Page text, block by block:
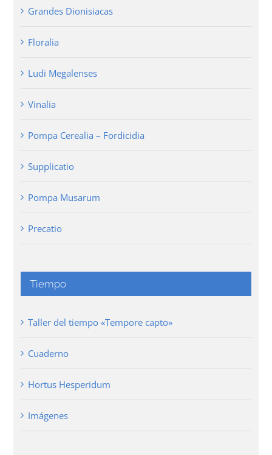
Grandes Dionisiacas
Floralia
Ludi Megalenses
Vinalia
Pompa Cerealia – Fordicidia
Supplicatio
Pompa Musarum
Precatio
Tiempo
Taller del tiempo «Tempore capto»
Cuaderno
Hortus Hesperidum
Imágenes